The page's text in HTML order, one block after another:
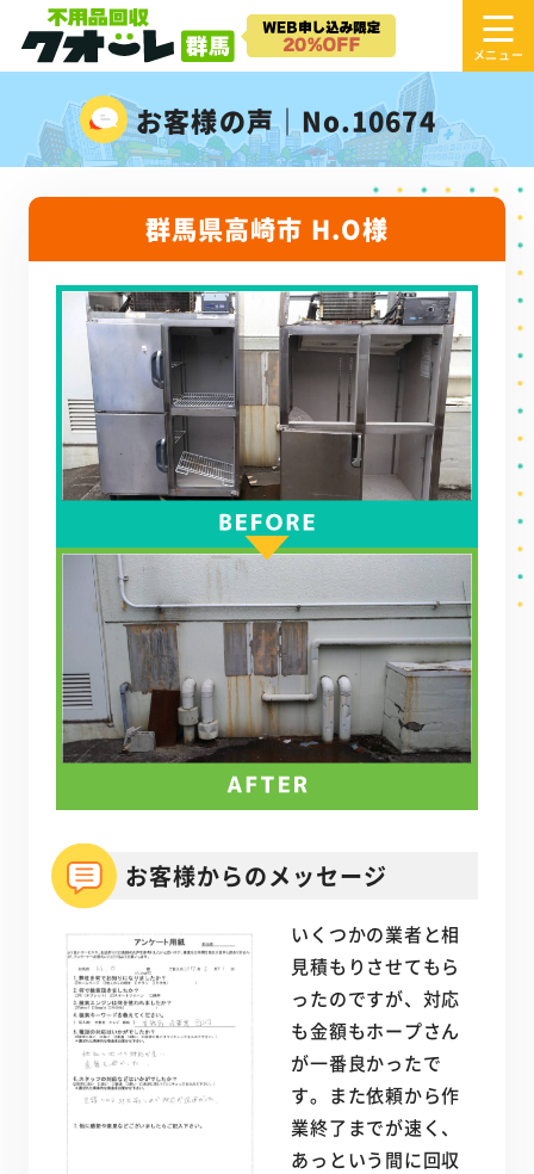
お客様の声｜No.10674
群馬県高崎市 H.O様
お客様からのメッセージ
いくつかの業者と相
見積もりさせてもら
ったのですが、対応
も金額もホープさん
が一番良かったで
す。また依頼から作
業終了までが速く、
あっという間に回収